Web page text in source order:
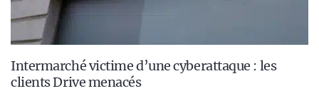
Intermarché victime d’une cyberattaque : les
clients Drive menacés